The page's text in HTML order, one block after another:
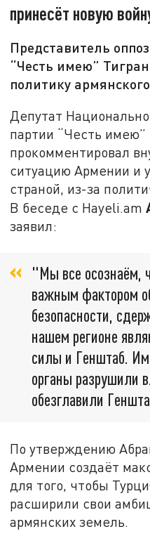
принесёт новую
Представитель
“Честь имею”
политику
Депутат
партии “Честь имею”
прокомментировал
ситуацию Армении и
страной, из-за
В беседе с Hayeli.am
заявил:
"Мы все осознаём,
важным фактором
безопасности,
нашем регионе
силы и Генштаб.
органы разрушили
обезглавили
По утверждению
Армении создаёт
для того, чтобы
расширили свои
армянских земель.